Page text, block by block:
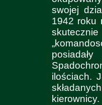
swojej
1942 roku
ilościach.